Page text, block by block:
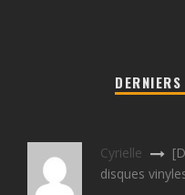
Cyrielle
disques